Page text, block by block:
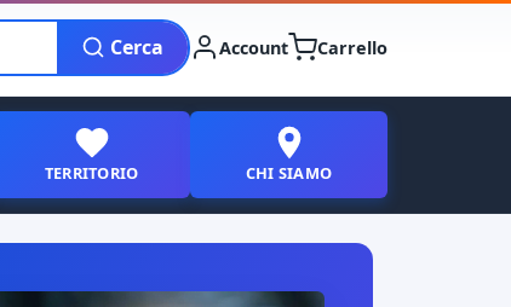
Cerca Account Carrello
TERRITORIO CHI SIAMO